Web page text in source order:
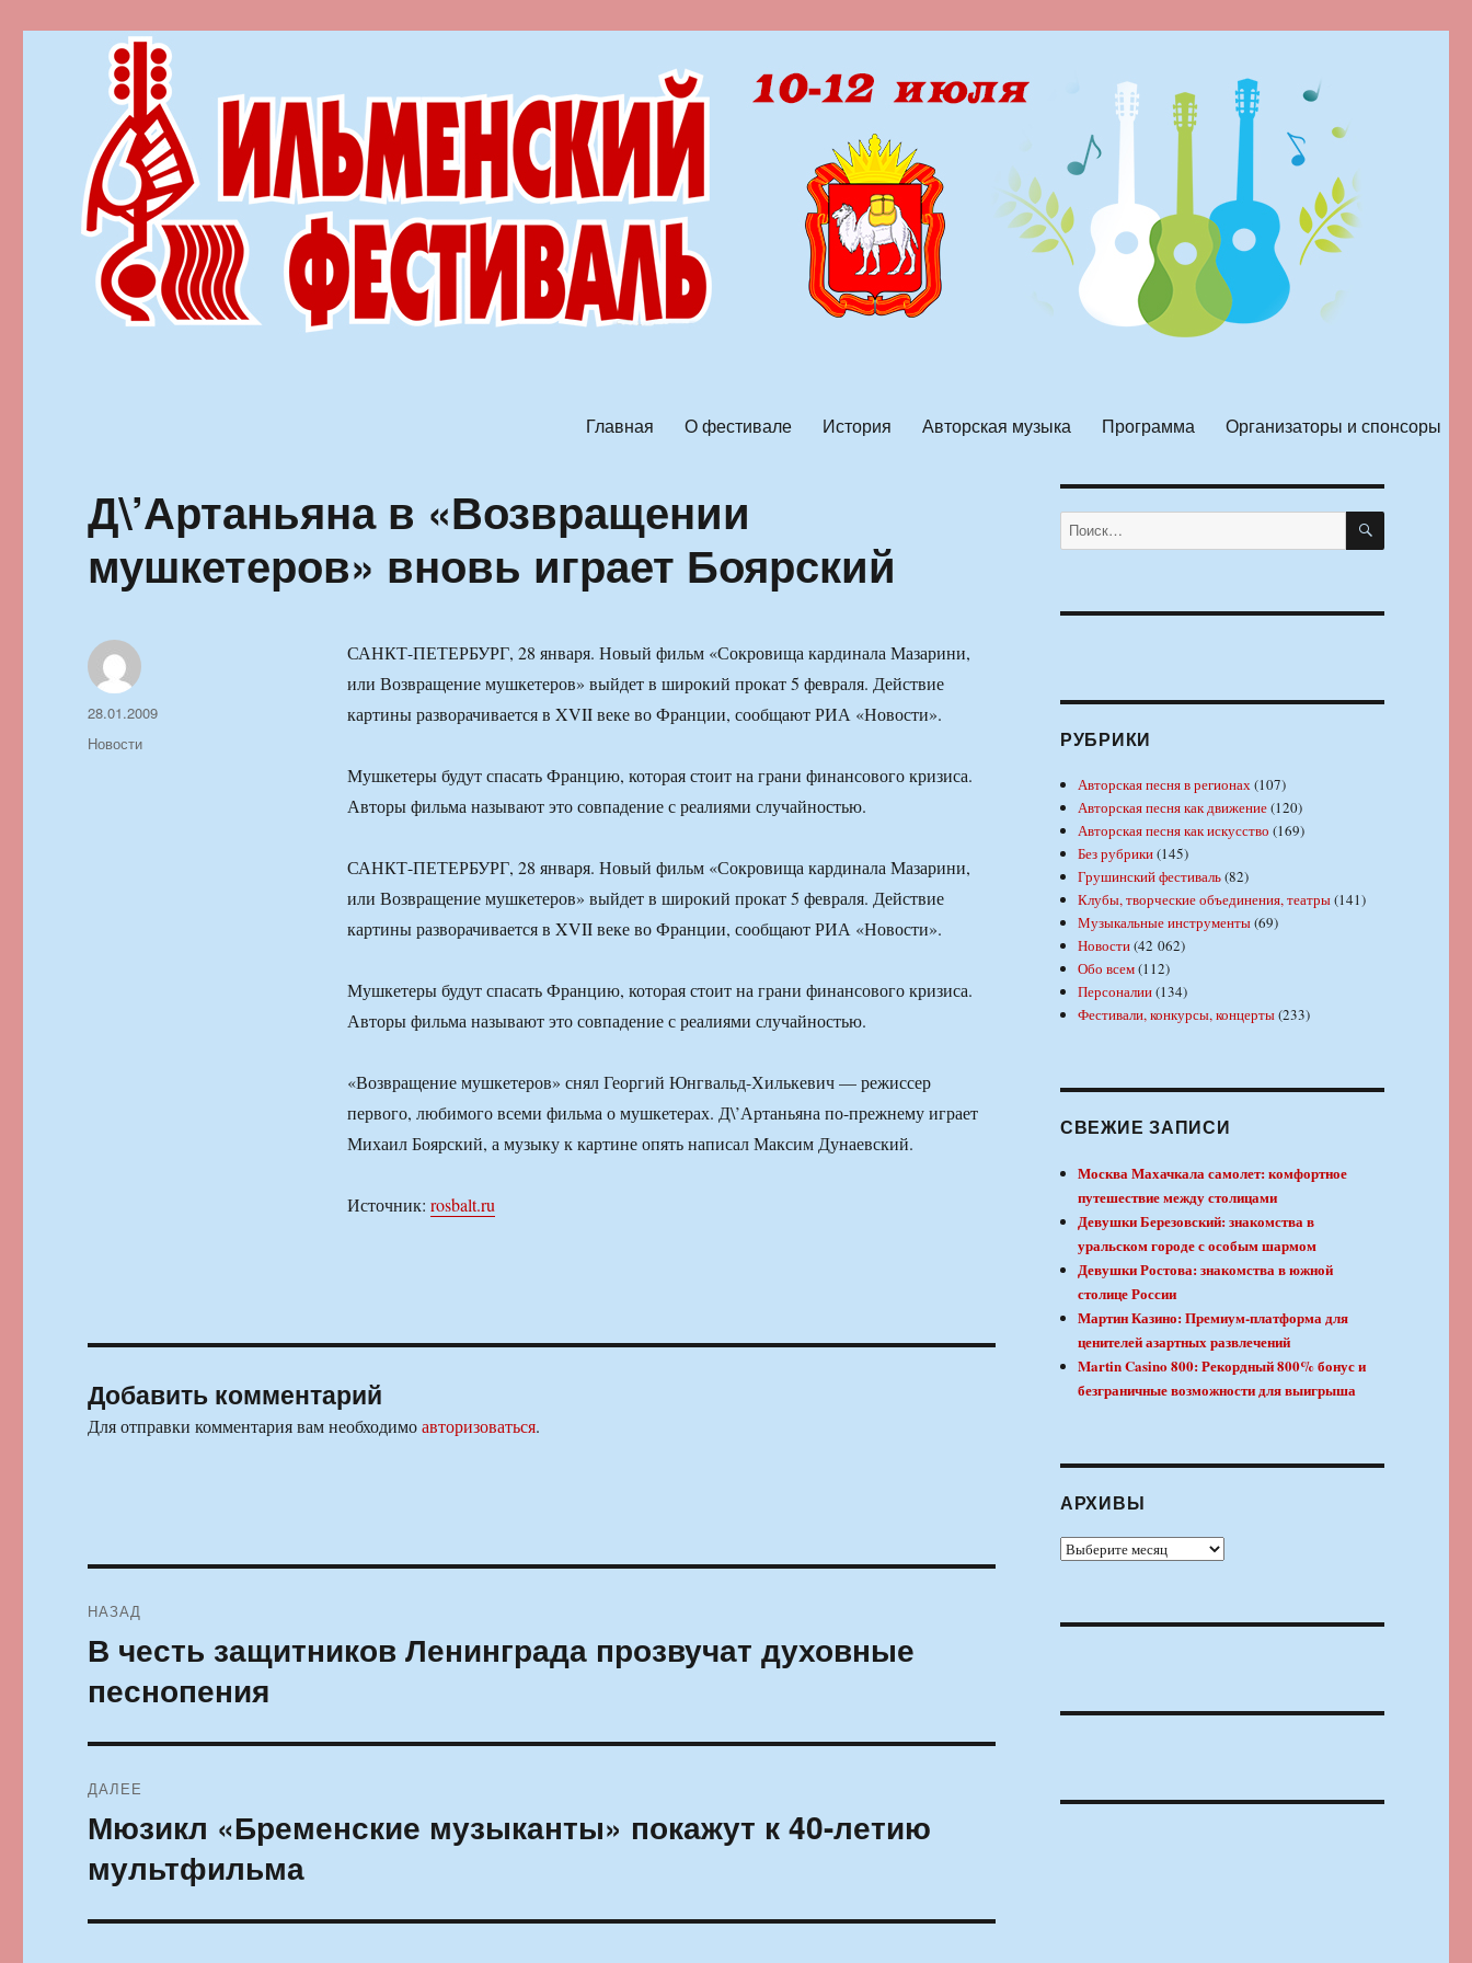
Главная О фестивале История Авторская музыка Программа Организаторы и спонсоры
Д\’Артаньяна в «Возвращении
мушкетеров» вновь играет Боярский
САНКТ-ПЕТЕРБУРГ, 28 января. Новый фильм «Сокровища кардинала Мазарини,
или Возвращение мушкетеров» выйдет в широкий прокат 5 февраля. Действие
картины разворачивается в XVII веке во Франции, сообщают РИА «Новости».
Мушкетеры будут спасать Францию, которая стоит на грани финансового кризиса.
Авторы фильма называют это совпадение с реалиями случайностью.
САНКТ-ПЕТЕРБУРГ, 28 января. Новый фильм «Сокровища кардинала Мазарини,
или Возвращение мушкетеров» выйдет в широкий прокат 5 февраля. Действие
картины разворачивается в XVII веке во Франции, сообщают РИА «Новости».
Мушкетеры будут спасать Францию, которая стоит на грани финансового кризиса.
Авторы фильма называют это совпадение с реалиями случайностью.
«Возвращение мушкетеров» снял Георгий Юнгвальд-Хилькевич — режиссер
первого, любимого всеми фильма о мушкетерах. Д\’Артаньяна по-прежнему играет
Михаил Боярский, а музыку к картине опять написал Максим Дунаевский.
Источник: rosbalt.ru
Автор
Опубликовано
28.01.2009
Рубрики
Новости
Добавить комментарий
Для отправки комментария вам необходимоавторизоваться.
по
записям
НАЗАД
Предыдущая
В честь защитников Ленинграда прозвучат духовные
песнопения
ДАЛЕЕ
Следующая
Мюзикл «Бременские музыканты» покажут к 40-летию
мультфильма
Искать: ПОИСК
РУБРИКИ
Авторская песня в регионах(107)
Авторская песня как движение(120)
Авторская песня как искусство (169)
Без рубрики(145)
Грушинский фестиваль(82)
Клубы, творческие объединения, театры(141)
Музыкальные инструменты(69)
Новости(42 062)
Обо всем(112)
Персоналии(134)
Фестивали, конкурсы, концерты(233)
СВЕЖИЕ ЗАПИСИ
Москва Махачкала самолет: комфортное
путешествие между столицами
Девушки Березовский: знакомства в
уральском городе с особым шармом
Девушки Ростова: знакомства в южной
столице России
Мартин Казино: Премиум-платформа для
ценителей азартных развлечений
Martin Casino 800: Рекордный 800% бонус и
безграничные возможности для выигрыша
АРХИВЫ
Архивы